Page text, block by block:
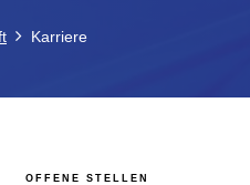
Karriere
OFFENE STELLEN